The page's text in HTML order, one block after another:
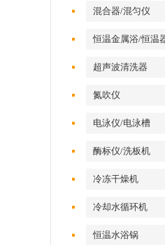
混合器/混匀仪
恒温金属浴/恒温
超声波清洗器
氮吹仪
电泳仪/电泳槽
酶标仪/洗板机
冷冻干燥机
冷却水循环机
恒温水浴锅